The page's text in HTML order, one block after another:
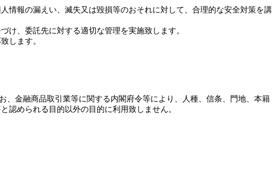
情報の漏えい、滅失又は毀損等のおそれに対して、合理的な安全対策を講
け、委託先に対する適切な管理を実施致します。
します。
金融商品取引業等に関する内閣府令等により、人種、信条、門地、本籍
認められる目的以外の目的に利用致しません。